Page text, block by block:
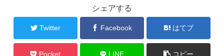
シェアする
Twitter Facebook はてブ
Pocket LINE コピー